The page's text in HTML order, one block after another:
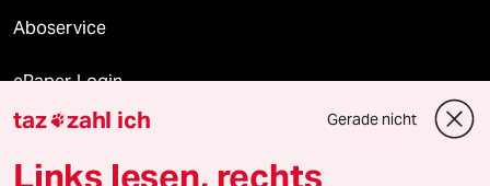
Aboservice
ePaper Login
Downloads für Abonnierende
taz zahl ich Gerade nicht
Links lesen, rechts